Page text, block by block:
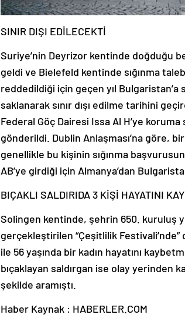
SINIR DIŞI EDİLECEKTİ
Suriye’nin Deyrizor kentinde doğduğu
geldi ve Bielefeld kentinde sığınma
reddedildiği için geçen yıl Bulgaristan’a
saklanarak sınır dışı edilme tarihini
Federal Göç Dairesi Issa Al H’ye
gönderildi. Dublin Anlaşması’na göre,
genellikle bu kişinin sığınma
AB’ye girdiği için Almanya’dan
BIÇAKLI SALDIRIDA 3 KİŞİ HAYATINI
Solingen kentinde, şehrin 650. kuruluş
gerçekleştirilen “Çeşitlilik Festivali’nde”
ile 56 yaşında bir kadın hayatını
bıçaklayan saldırgan ise olay yerinden
şekilde aramıştı.
Haber Kaynak : HABERLER.COM